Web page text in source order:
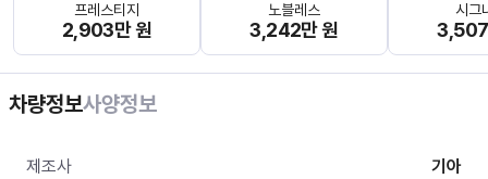
프레스티지
2,903만 원
노블레스
3,242만 원
시그
차량정보사양정보
제조사 기아